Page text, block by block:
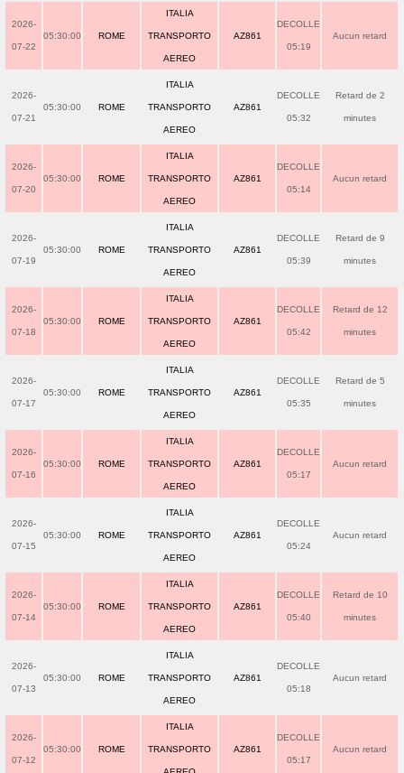
2026-
07-22
05:30:00 ROME
ITALIA
TRANSPORTO
AEREO
AZ861
DECOLLE
05:19
Aucun retard
2026-
07-21
05:30:00 ROME
ITALIA
TRANSPORTO
AEREO
AZ861
DECOLLE
05:32
Retard de 2
minutes
2026-
07-20
05:30:00 ROME
ITALIA
TRANSPORTO
AEREO
AZ861
DECOLLE
05:14
Aucun retard
2026-
07-19
05:30:00 ROME
ITALIA
TRANSPORTO
AEREO
AZ861
DECOLLE
05:39
Retard de 9
minutes
2026-
07-18
05:30:00 ROME
ITALIA
TRANSPORTO
AEREO
AZ861
DECOLLE
05:42
Retard de 12
minutes
2026-
07-17
05:30:00 ROME
ITALIA
TRANSPORTO
AEREO
AZ861
DECOLLE
05:35
Retard de 5
minutes
2026-
07-16
05:30:00 ROME
ITALIA
TRANSPORTO
AEREO
AZ861
DECOLLE
05:17
Aucun retard
2026-
07-15
05:30:00 ROME
ITALIA
TRANSPORTO
AEREO
AZ861
DECOLLE
05:24
Aucun retard
2026-
07-14
05:30:00 ROME
ITALIA
TRANSPORTO
AEREO
AZ861
DECOLLE
05:40
Retard de 10
minutes
2026-
07-13
05:30:00 ROME
ITALIA
TRANSPORTO
AEREO
AZ861
DECOLLE
05:18
Aucun retard
2026-
07-12
05:30:00 ROME
ITALIA
TRANSPORTO AZ861
DECOLLE
05:17
Aucun retard